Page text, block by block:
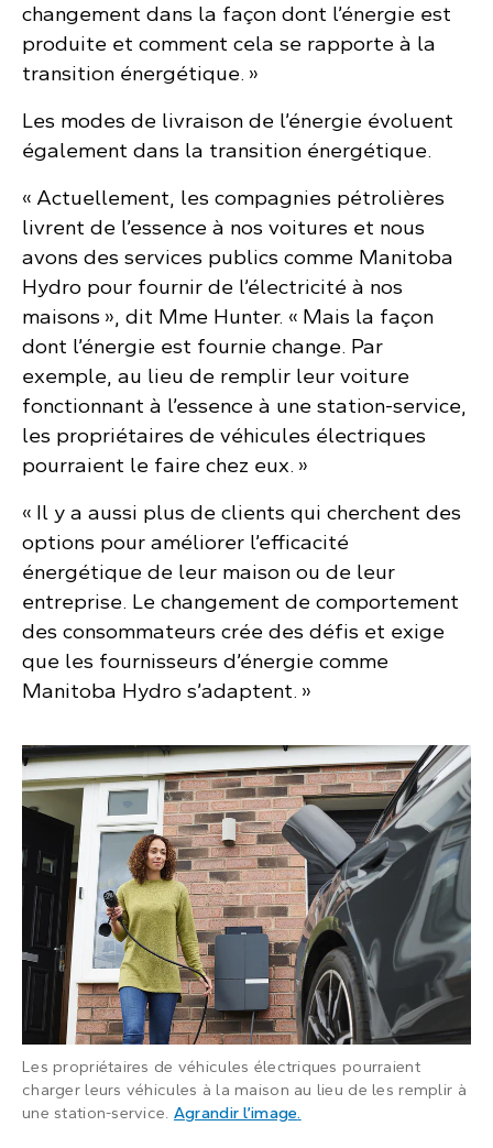
changement dans la façon dont l’énergie est
produite et comment cela se rapporte à la
transition énergétique. »
Les modes de livraison de l’énergie évoluent
également dans la transition énergétique.
« Actuellement, les compagnies pétrolières
livrent de l’essence à nos voitures et nous
avons des services publics comme Manitoba
Hydro pour fournir de l’électricité à nos
maisons », dit Mme Hunter. « Mais la façon
dont l’énergie est fournie change. Par
exemple, au lieu de remplir leur voiture
fonctionnant à l’essence à une station-service,
les propriétaires de véhicules électriques
pourraient le faire chez eux. »
« Il y a aussi plus de clients qui cherchent des
options pour améliorer l’efficacité
énergétique de leur maison ou de leur
entreprise. Le changement de comportement
des consommateurs crée des défis et exige
que les fournisseurs d’énergie comme
Manitoba Hydro s’adaptent. »
Les propriétaires de véhicules électriques pourraient
charger leurs véhicules à la maison au lieu de les remplir à
une station-service. Agrandir l’image.